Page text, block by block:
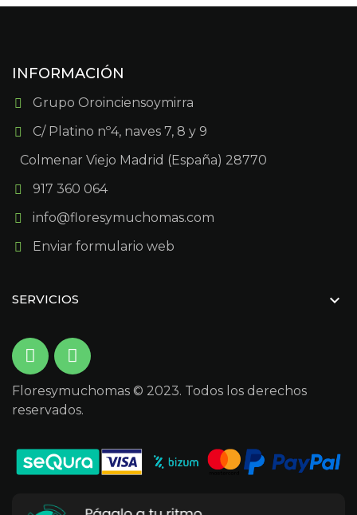
INFORMACIÓN
Grupo Oroinciensoymirra
C/ Platino nº4, naves 7, 8 y 9
Colmenar Viejo Madrid (España) 28770
917 360 064
info@floresymuchomas.com
Enviar formulario web
SERVICIOS 
Floresymuchomas © 2023. Todos los derechos
reservados.